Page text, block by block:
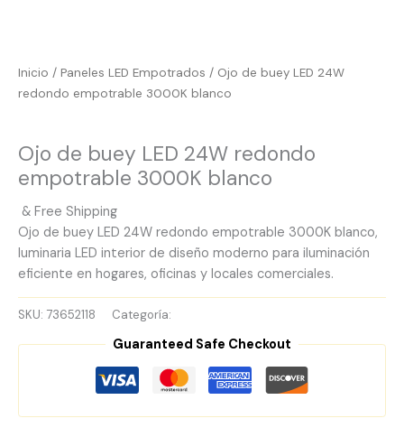
Inicio / Paneles LED Empotrados / Ojo de buey LED 24W
redondo empotrable 3000K blanco
Ojo de buey LED 24W redondo
empotrable 3000K blanco
& Free Shipping
Ojo de buey LED 24W redondo empotrable 3000K blanco,
luminaria LED interior de diseño moderno para iluminación
eficiente en hogares, oficinas y locales comerciales.
SKU: 73652118 Categoría:
Guaranteed Safe Checkout